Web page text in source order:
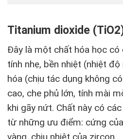
Titanium dioxide
Đây là một chất hóa học
tính nhẹ, bền nhiệt (nhiệt
hóa (chịu tác dụng không
cao, che phủ lớn, tính mài
khi gãy nứt. Chất này có
từ những ưu điểm: cứng